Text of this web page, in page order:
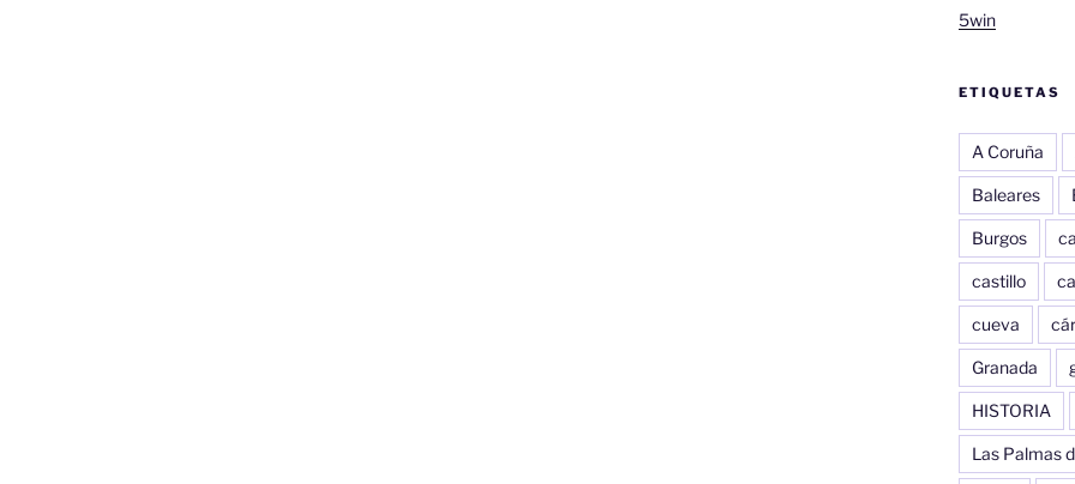
5win
ETIQUETAS
A Coruña
Baleares
Burgos
castillo
cueva
Granada
HISTORIA
Las Palmas